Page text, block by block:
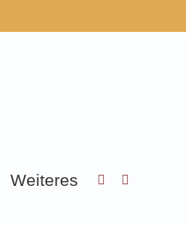
Weiteres Search: